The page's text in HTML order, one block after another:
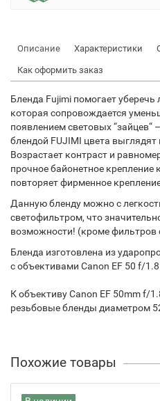
Описание Характеристики
Как оформить заказ
Бленда Fujimi помогает уберечь
которая сопровождается
появлением световых “зайцев“
блендой FUJIMI цвета выглядят
Возрастает контраст и
прочное байонетное крепление
повторяет фирменное
Данную бленду можно с
светофильтром, что
возможности! (кроме фильтров
Бленда изготовлена из
с объективами Canon EF 50 f/
К объективу Canon EF 50mm f/
резьбовые бленды диаметром
Похожие товары